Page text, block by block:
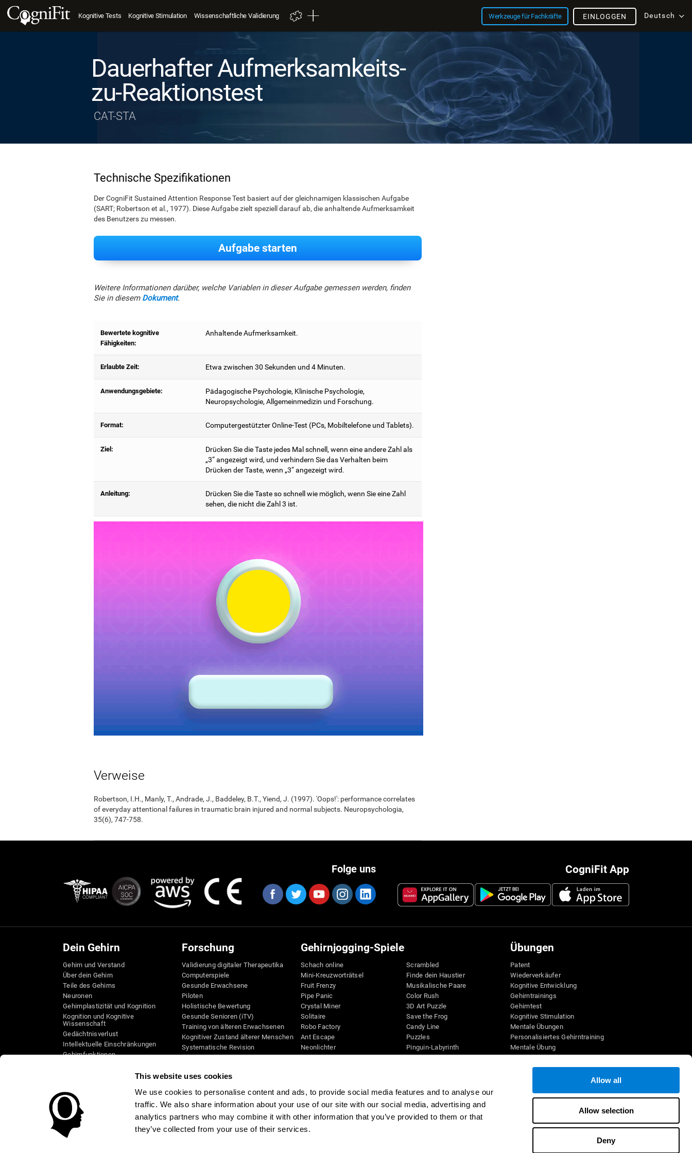
This website uses cookies
We use cookies to personalise content and ads, to provide social media features and to analyse our
traffic. We also share information about your use of our site with our social media, advertising and
analytics partners who may combine it with other information that you’ve provided to them or that
they’ve collected from your use of their services.
Allow all
Allow selection
Deny
Kognitive Tests Kognitive Stimulation Wissenschaftliche Validierung Werkzeuge für Fachkräfte Deutsch
EINLOGGEN
Dauerhafter Aufmerksamkeits-
zu-Reaktionstest
CAT-STA
Technische Spezifikationen
Der CogniFit Sustained Attention Response Test basiert auf der gleichnamigen klassischen Aufgabe
(SART; Robertson et al., 1977). Diese Aufgabe zielt speziell darauf ab, die anhaltende Aufmerksamkeit
des Benutzers zu messen.
Aufgabe starten
Weitere Informationen darüber, welche Variablen in dieser Aufgabe gemessen werden, finden
Sie in diesem Dokument.
Bewertete kognitive
Fähigkeiten:
Anhaltende Aufmerksamkeit.
Erlaubte Zeit: Etwa zwischen 30 Sekunden und 4 Minuten.
Anwendungsgebiete:
Pädagogische Psychologie, Klinische Psychologie,
Neuropsychologie, Allgemeinmedizin und Forschung.
Format: Computergestützter Online-Test (PCs, Mobiltelefone und Tablets).
Ziel:
Drücken Sie die Taste jedes Mal schnell, wenn eine andere Zahl als
„3“ angezeigt wird, und verhindern Sie das Verhalten beim
Drücken der Taste, wenn „3“ angezeigt wird.
Anleitung:
Drücken Sie die Taste so schnell wie möglich, wenn Sie eine Zahl
sehen, die nicht die Zahl 3 ist.
Verweise
Robertson, I.H., Manly, T., Andrade, J., Baddeley, B.T., Yiend, J. (1997). 'Oops!': performance correlates
of everyday attentional failures in traumatic brain injured and normal subjects. Neuropsychologia,
35(6), 747-758.
CogniFit App
Folge uns
Dein Gehirn
Gehirn und Verstand
Über dein Gehirn
Teile des Gehirns
Neuronen
Gehirnplastizität und Kognition
Kognition und Kognitive
Wissenschaft
Gedächtnisverlust
Intellektuelle Einschränkungen
Gehirnfunktionen
Wahrnehmung
Aufmerksamkeit
Forschung
Validierung digitaler Therapeutika
Computerspiele
Gesunde Erwachsene
Piloten
Holistische Bewertung
Gesunde Senioren (iTV)
Training von älteren Erwachsenen
Kognitiver Zustand älterer Menschen
Systematische Revision
Gehirnjogging-Spiele
Schach online
Mini-Kreuzworträtsel
Fruit Frenzy
Pipe Panic
Crystal Miner
Solitaire
Robo Factory
Ant Escape
Neonlichter
Space Rescue
Math Madness
Marble Race
Musik-Tennis
Scrambled
Finde dein Haustier
Musikalische Paare
Color Rush
3D Art Puzzle
Save the Frog
Candy Line
Puzzles
Pinguin-Labyrinth
Spiele für mentale
Beweglichkeit
Online-Gedächtnisspiele
Gehirnjogging-Spiele
Übungen
Patent
Wiederverkäufer
Kognitive Entwicklung
Gehirntrainings
Gehirntest
Kognitive Stimulation
Mentale Übungen
Personalisiertes Gehirntraining
Mentale Übung
Leseverständnis
IQ-Test